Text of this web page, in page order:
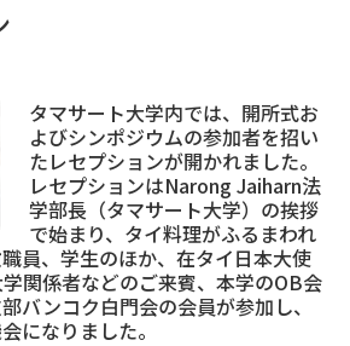
タマサート大学内では、開所式お
よびシンポジウムの参加者を招い
たレセプションが開かれました。
レセプションはNarong Jaiharn法
学部長（タマサート大学）の挨拶
で始まり、タイ料理がふるまわれ
員、学生のほか、在タイ日本大使
関係者などのご来賓、本学のOB会
バンコク白門会の会員が参加し、
になりました。